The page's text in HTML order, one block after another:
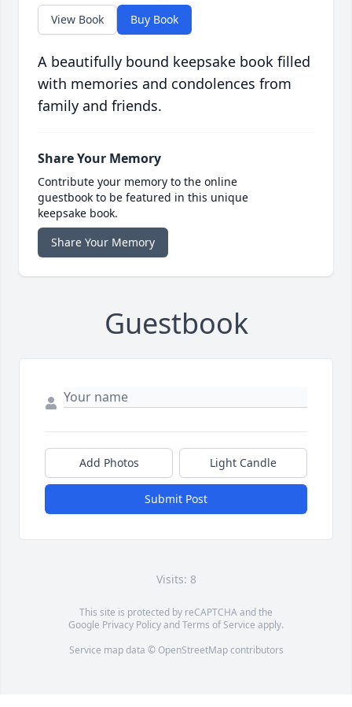
View Book Buy Book
A beautifully bound keepsake book filled
with memories and condolences from
family and friends.
Share Your Memory
Contribute your memory to the online
guestbook to be featured in this unique
keepsake book.
Share Your Memory
Guestbook
Add Photos Light Candle
Submit Post
Visits: 8
This site is protected by reCAPTCHA and the
Google Privacy PolicyandTerms of Service apply.
Service map data © OpenStreetMapcontributors